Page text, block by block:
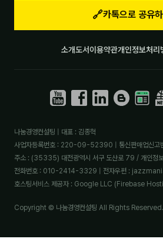
🔗카톡으로 공유하
소개도서이용약관개인정보처리
나눔경영컨설팅 | 대표 : 김종혁
사업자등록번호 : 220-09-52390 | 통신판매업신
주소 : (35335) 대전광역시 서구 도산로 79 / 개인정
전화번호 : 010-2414-3329 | 전자우편 :
호스팅서비스 제공자 : Google LLC (Firebase
Copyright © 나눔경영컨설팅 All Rights Reserved.